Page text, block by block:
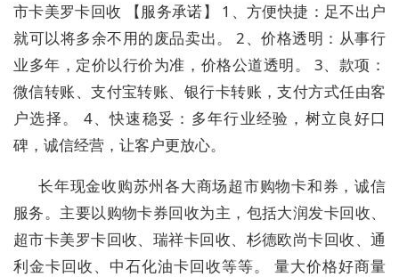
市卡美罗卡回收 【服务承诺】 1、方便快捷：足不出户
就可以将多余不用的废品卖出。 2、价格透明：从事行
业多年，定价以行价为准，价格公道透明。 3、款项：
微信转账、支付宝转账、银行卡转账，支付方式任由客
户选择。 4、快速稳妥：多年行业经验，树立良好口
碑，诚信经营，让客户更放心。
长年现金收购苏州各大商场超市购物卡和券，诚信
服务。主要以购物卡券回收为主，包括大润发卡回收、
超市卡美罗卡回收、瑞祥卡回收、杉德欧尚卡回收、通
利金卡回收、中石化油卡回收等等。 量大价格好商量